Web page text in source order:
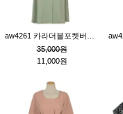
35,000원
11,000원